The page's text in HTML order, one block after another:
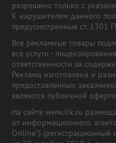
разрешено только с
К нарушителям данного
предусмотренные ст. 1301
Все рекламные товары
все услуги -
ответственности за
Реклама изготовлена и
предоставленных
являются публичной
На сайте www.irk.ru
от информационного
Online")